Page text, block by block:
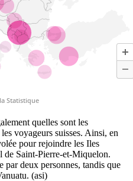
quelles sont les
voyageurs suisses. Ainsi, en
pour rejoindre les Iles
de Saint-Pierre-et-Miquelon.
par deux personnes, tandis que
(asi)